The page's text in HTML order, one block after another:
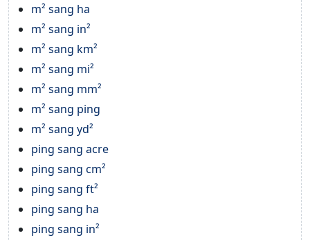
m² sang ha
m² sang in²
m² sang km²
m² sang mi²
m² sang mm²
m² sang ping
m² sang yd²
ping sang acre
ping sang cm²
ping sang ft²
ping sang ha
ping sang in²